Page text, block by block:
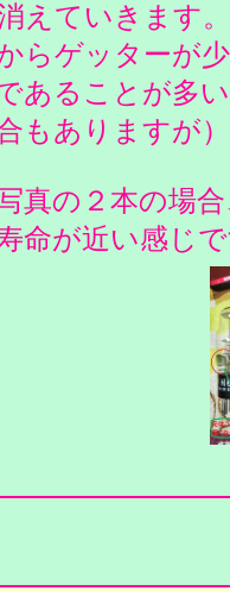
えていきます
らゲッターが
あることが多
もありますが
真の２本の場
命が近い感じ